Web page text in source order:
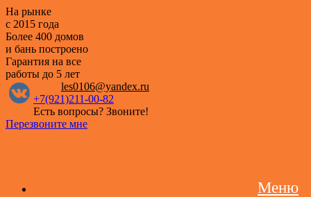
На рынке
с 2015 года
Более 400 домов
и бань построено
Гарантия на все
работы до 5 лет
les0106@yandex.ru
+7(921)211-00-82
Есть вопросы? Звоните!
Перезвоните мне
Меню